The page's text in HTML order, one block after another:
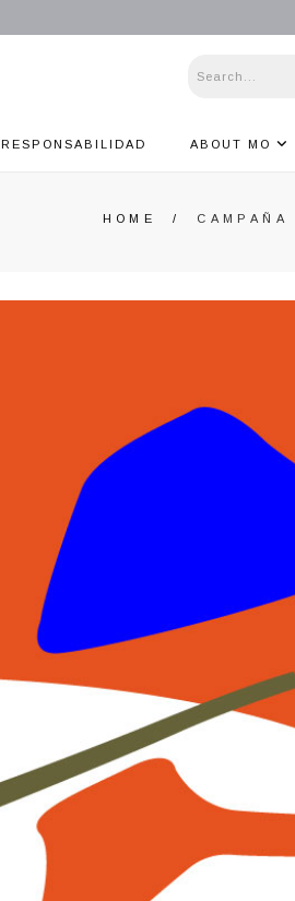
RESPONSABILIDAD ABOUT MO
HOME / CAMPAÑA